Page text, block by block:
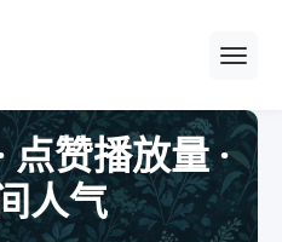
点赞播放量 ·
人气